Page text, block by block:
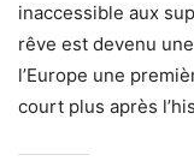
inaccessible aux
rêve est devenu
l’Europe une
court plus après